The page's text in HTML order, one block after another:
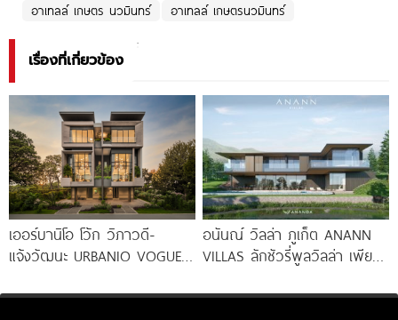
อาเทลล์ เกษตร นวมินทร์
อาเทลล์ เกษตรนวมินทร์
เรื่องที่เกี่ยวข้อง
เออร์บานิโอ โว้ก วิภาวดี-
แจ้งวัฒนะ URBANIO VOGUE
วิลล่าหรูพร้อมลิฟต์ บนทำเล
อนันณ์ วิลล่า ภูเก็ต ANANN
VILLAS ลักชัวรี่พูลวิลล่า เพียง